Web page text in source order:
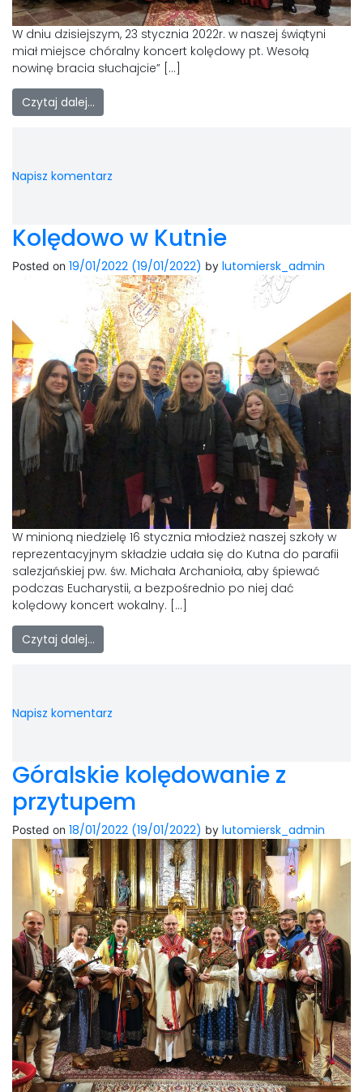
W dniu dzisiejszym, 23 stycznia 2022r. w naszej świątyni
miał miejsce chóralny koncert kolędowy pt. Wesołą
nowinę bracia słuchajcie” […]
Czytaj dalej…
Napisz komentarz
Kolędowo w Kutnie
Posted on 19/01/2022 (19/01/2022) by lutomiersk_admin
W minioną niedzielę 16 stycznia młodzież naszej szkoły w
reprezentacyjnym składzie udała się do Kutna do parafii
salezjańskiej pw. św. Michała Archanioła, aby śpiewać
podczas Eucharystii, a bezpośrednio po niej dać
kolędowy koncert wokalny. […]
Czytaj dalej…
Napisz komentarz
Góralskie kolędowanie z
przytupem
Posted on 18/01/2022 (19/01/2022) by lutomiersk_admin